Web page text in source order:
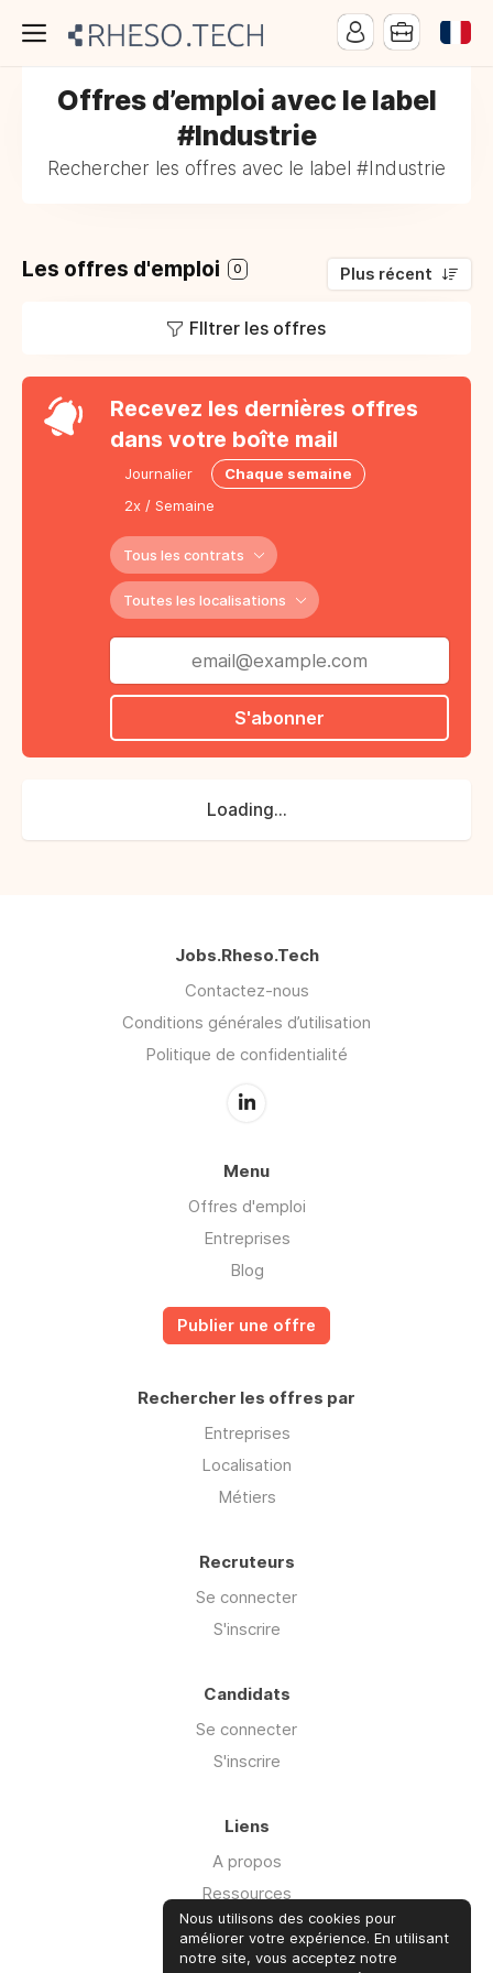
Offres d’emploi avec le label
#Industrie
Rechercher les offres avec le label #Industrie
Les offres d'emploi 0 Plus récent
FIltrer les offres
Recevez les dernières offres
dans votre boîte mail
Journalier
Chaque semaine
2x / Semaine
Tous les contrats
Toutes les localisations
S'abonner
Loading...
Jobs.Rheso.Tech
Contactez-nous
Conditions générales d’utilisation
Politique de confidentialité
Menu
Offres d'emploi
Entreprises
Blog
Publier une offre
Rechercher les offres par
Entreprises
Localisation
Métiers
Recruteurs
Se connecter
S'inscrire
Candidats
Se connecter
S'inscrire
Liens
A propos
Ressources
Advisory
Offre Cyber'isk
Nous utilisons des cookies pour
améliorer votre expérience. En utilisant
notre site, vous acceptez notre